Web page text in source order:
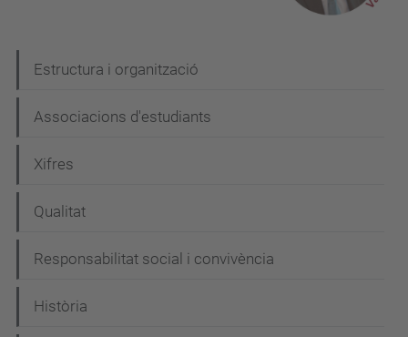
a
v
g
a
i
ó
Estructura i organització
Associacions d'estudiants
Xifres
Qualitat
Responsabilitat social i convivència
Història